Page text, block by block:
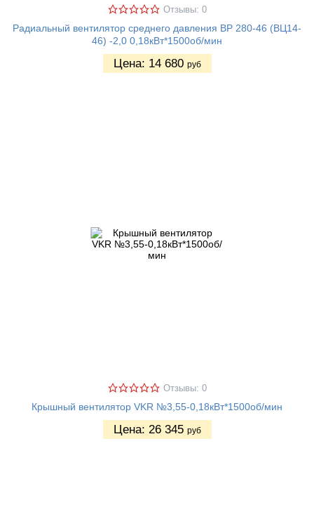
Отзывы: 0
Радиальный вентилятор среднего давления ВР 280-46 (ВЦ14-
46) -2,0 0,18кВт*1500об/мин
Цена: 14 680 руб
Отзывы: 0
Крышный вентилятор VKR №3,55-0,18кВт*1500об/мин
Цена: 26 345 руб